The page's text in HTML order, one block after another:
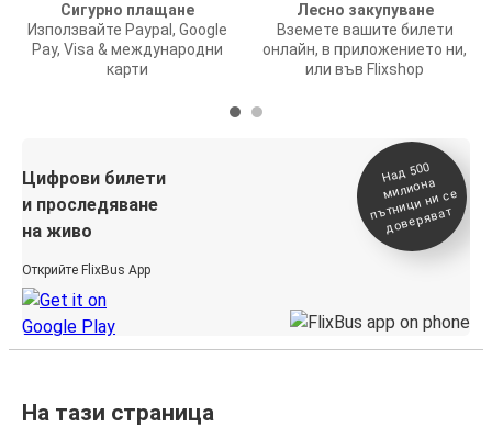
Сигурно плащане
Използвайте Paypal, Google
Pay, Visa & международни
карти
Лесно закупуване
Вземете вашите билети
онлайн, в приложението ни,
или във Flixshop
Цифрови билети
и проследяване
на живо
Открийте FlixBus App
На
д 500
милиона
п
ътници ни се
доверяват
На тази страница